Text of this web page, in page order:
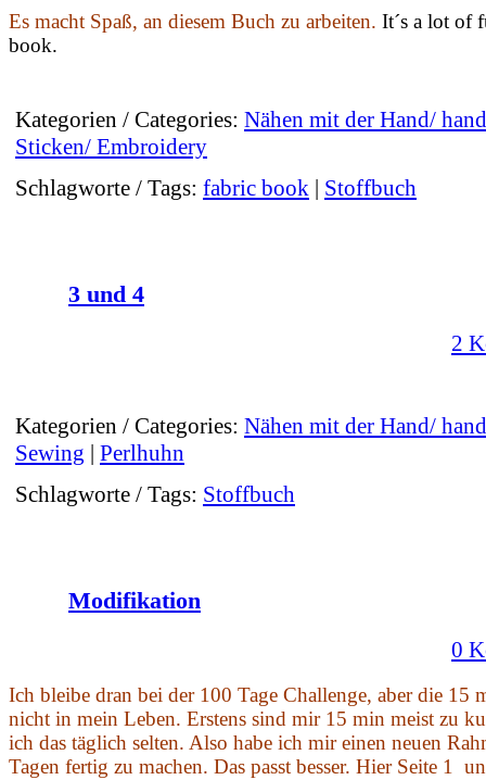
Es macht Spaß, an diesem Buch zu arbeiten. It´s a lot of
book.
Kategorien / Categories: Nähen mit der Hand/
Sticken/ Embroidery
Schlagworte / Tags: fabric book | Stoffbuch
3 und 4
2
Kategorien / Categories: Nähen mit der Hand/
Sewing | Perlhuhn
Schlagworte / Tags: Stoffbuch
Modifikation
0
Ich bleibe dran bei der 100 Tage Challenge, aber die 15
nicht in mein Leben. Erstens sind mir 15 min meist zu
ich das täglich selten. Also habe ich mir einen neuen
Tagen fertig zu machen. Das passt besser. Hier Seite 1